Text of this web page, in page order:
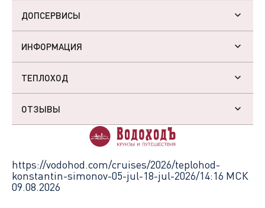
ДОПСЕРВИСЫ
ИНФОРМАЦИЯ
ТЕПЛОХОД
ОТЗЫВЫ
https://vodohod.com/cruises/2026/teplohod-
konstantin-simonov-05-jul-18-jul-2026/14:16 МСК
09.08.2026